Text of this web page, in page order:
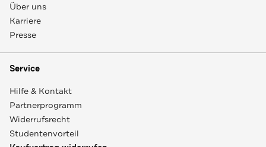
Über uns
Karriere
Presse
Service
Hilfe & Kontakt
Partnerprogramm
Widerrufsrecht
Studentenvorteil